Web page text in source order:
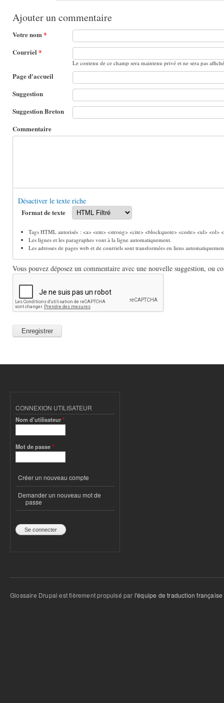
Ajouter un commentaire
Votre nom*
Courriel *
Le contenu de ce champ sera maintenu privé et ne sera pas
Page d'accueil
Suggestion
Suggestion Breton
Commentaire
Désactiver le texte riche
Format de texte
Tags HTML autorisés : <a> <em> <strong> <cite> <blockquote> <code> <ul>
Les lignes et les paragraphes vont à la ligne automatiquement.
Les adresses de pages web et de courriels sont transformées en liens
Vous pouvez déposez un commentaire avec une nouvelle suggestion, ou
CONNEXION UTILISATEUR
Nom d'utilisateur*
Mot de passe*
Créer un nouveau compte
Demander un nouveau mot de
passe
Glossaire Drupal est fièrement propulsé par l'équipe de traduction française